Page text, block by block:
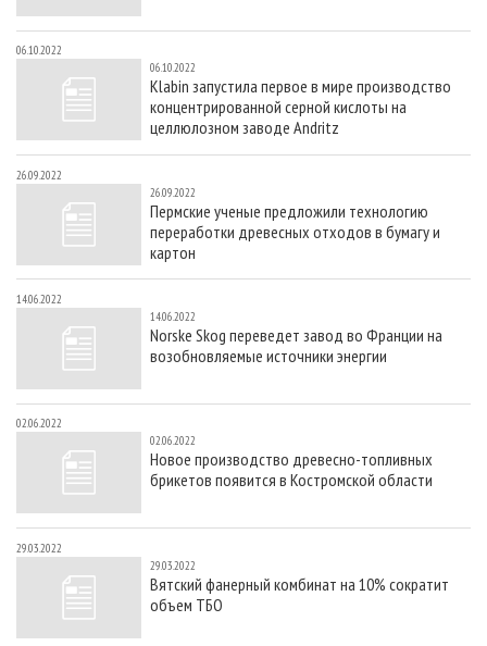
06.10.2022
06.10.2022
Klabin запустила первое в мире производство
концентрированной серной кислоты на
целлюлозном заводе Andritz
26.09.2022
26.09.2022
Пермские ученые предложили технологию
переработки древесных отходов в бумагу и
картон
14.06.2022
14.06.2022
Norske Skog переведет завод во Франции на
возобновляемые источники энергии
02.06.2022
02.06.2022
Новое производство древесно-топливных
брикетов появится в Костромской области
29.03.2022
29.03.2022
Вятский фанерный комбинат на 10% сократит
объем ТБО